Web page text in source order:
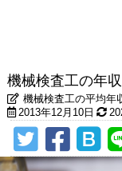
機械検査工の年収
機械検査工の平均年
2013年12月10日